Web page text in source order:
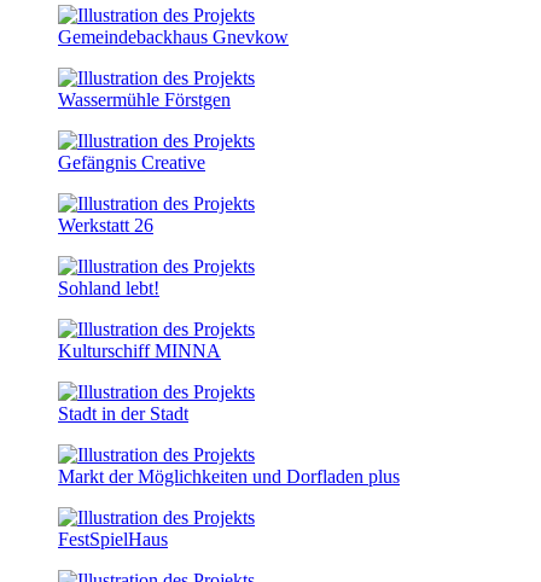
Gemeindebackhaus Gnevkow
Wassermühle Förstgen
Gefängnis Creative
Werkstatt 26
Sohland lebt!
Kulturschiff MINNA
Stadt in der Stadt
Markt der Möglichkeiten und Dorfladen plus
FestSpielHaus